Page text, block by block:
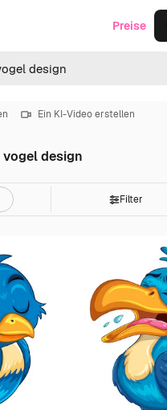
Preise
Ein KI-Video erstellen
design
Filter